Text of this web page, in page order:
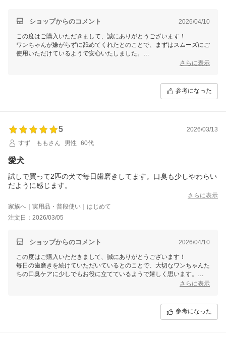
ショップからのコメント 2026/04/10
この度はご購入いただきまして、誠にありがとうございます！
ワンちゃんが嫌がらずに舐めてくれたとのことで、まずはスムーズにご
使用いただけているようで安心いたしました。
今後もワンちゃんの健康をサポートしつつ快適なケア体験をお届けでき
さらに表示
参考になった
5
2026/03/13
すず ももさん
男性 60代
愛犬
試しで買って2匹の犬で毎日歯磨きしてます。口臭も少しやわらい
だように感じます。
さらに表示
家族へ｜実用品・普段使い｜はじめて
注文日：2026/03/05
ショップからのコメント 2026/04/10
この度はご購入いただきまして、誠にありがとうございます！
毎日の歯磨きを続けていただいているとのことで、大切なワンちゃんた
ちの口臭ケアに少しでもお役に立てているようで嬉しく思います。
さらに表示
参考になった